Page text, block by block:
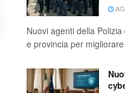
Nuovi agenti della
e provincia per